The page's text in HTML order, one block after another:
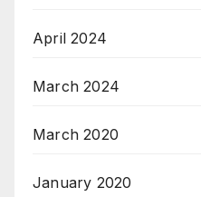
April 2024
March 2024
March 2020
January 2020